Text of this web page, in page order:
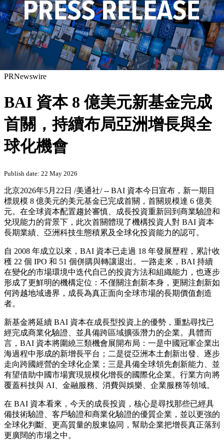
PRNewswire
BAI 資本 8 億美元新基金完成
首關，持續布局亞洲增長與全
球化機會
Publish date: 22 May 2026
北京2026年5月22日 /美通社/ -- BAI 資本今日宣布，新一期目
標規模 8 億美元的美元基金已完成首關，首關規模達 6 億美
元。在全球資本配置趨於審慎、成長投資重新回到商業驗證和
兌現能力的背景下，此次首關體現了機構投資人對 BAI 資本
長期業績、亞洲科技生態積累及全球化投資能力的認可。
自 2008 年成立以來，BAI 資本已走過 18 年發展歷程，累計收
穫 22 個 IPO 和 51 個併購與轉讓退出。一路走來，BAI 持續
在變化的市場環境中迭代自己的投資方法和組織能力，也逐步
形成了更鮮明的機構定位：不僅關注創新本身，更關注創新如
何跨越地域邊界，成長為真正面向全球市場的長期價值創造
者。
新基金將延續 BAI 資本在成長型投資上的優勢，重點尋找已
經完成商業化驗證、並具備跨區域擴張潛力的企業。具體而
言，BAI 資本將圍繞三類機會展開布局：一是中國冠軍企業出
海過程中形成的新增長平台；二是從亞洲本土創新出發、逐步
走向跨國經營的全球化企業；三是具備全球領先創新能力、並
有望借助中國市場實現規模化增長的國際化企業。行業方向將
覆蓋科技與 AI、金融服務、消費與娛樂、企業服務等領域。
在 BAI 資本看來，今天的成長投資，核心是尋找那些已經具
備技術驗證、客戶驗證和商業化驗證的優質企業，並以更強的
全球化判斷、更高質量的股東協同，幫助企業把增長真正落到
更廣闊的市場之中。